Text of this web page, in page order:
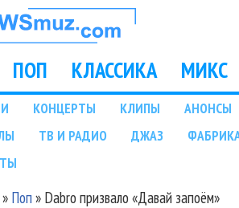
И
menu
ПОП КЛАССИКА МИКС
КОНЦЕРТЫ КЛИПЫ АНОНСЫ
ТВ И РАДИО ДЖАЗ
» Поп» Dabro призвало «Давай запоём»